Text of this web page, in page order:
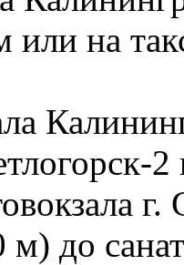
или на
м) до